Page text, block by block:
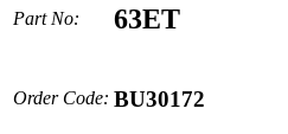
Part No: 63ET
Order Code: BU30172